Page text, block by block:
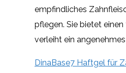
empfindliches
pflegen. Sie bietet
verleiht ein
DinaBase7 Haftgel für